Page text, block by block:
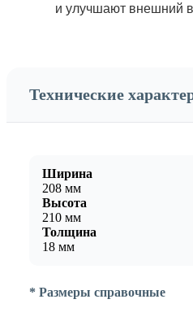
и улучшают внешний
Технические
Ширина
208 мм
Высота
210 мм
Толщина
18 мм
* Размеры справочные